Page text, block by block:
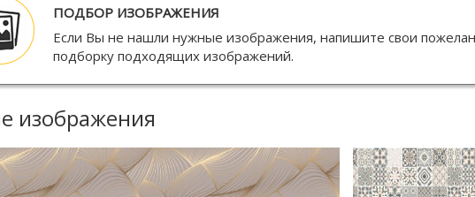
ПОДБОР ИЗОБРАЖЕНИЯ
Если Вы не нашли нужные изображения, напишите свои
подборку подходящих изображений.
изображения